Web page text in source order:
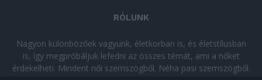
RÓLUNK
Nagyon különbözőek vagyunk, életkorban is, és életstílusban
is, így megpróbáljuk lefedni az összes témát, ami a nőket
érdekelheti. Mindent női szemszögből. Néha pasi szemszögből.